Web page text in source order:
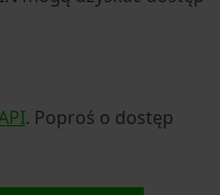
. Poproś o dostęp